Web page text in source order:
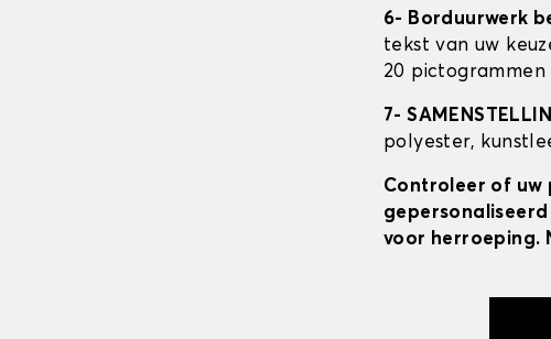
6- Borduurwerk
tekst van uw
20 pictogrammen
7-
polyester,
Controleer of uw
voor herroeping.